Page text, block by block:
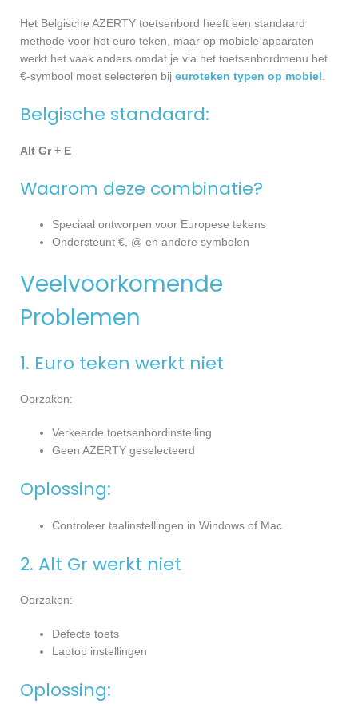
Het Belgische AZERTY toetsenbord heeft een standaard
methode voor het euro teken, maar op mobiele apparaten
werkt het vaak anders omdat je via het toetsenbordmenu het
€-symbool moet selecteren bij euroteken typen op mobiel.
Belgische standaard:
Alt Gr + E
Waarom deze combinatie?
Speciaal ontworpen voor Europese tekens
Ondersteunt €, @ en andere symbolen
Veelvoorkomende
Problemen
1. Euro teken werkt niet
Oorzaken:
Verkeerde toetsenbordinstelling
Geen AZERTY geselecteerd
Oplossing:
Controleer taalinstellingen in Windows of Mac
2. Alt Gr werkt niet
Oorzaken:
Defecte toets
Laptop instellingen
Oplossing: